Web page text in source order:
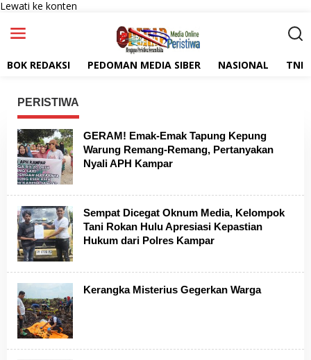
Lewati ke konten
BOK REDAKSI PEDOMAN MEDIA SIBER NASIONAL TNI
PERISTIWA
GERAM! Emak-Emak Tapung Kepung
Warung Remang-Remang, Pertanyakan
Nyali APH Kampar
Sempat Dicegat Oknum Media, Kelompok
Tani Rokan Hulu Apresiasi Kepastian
Hukum dari Polres Kampar
Kerangka Misterius Gegerkan Warga